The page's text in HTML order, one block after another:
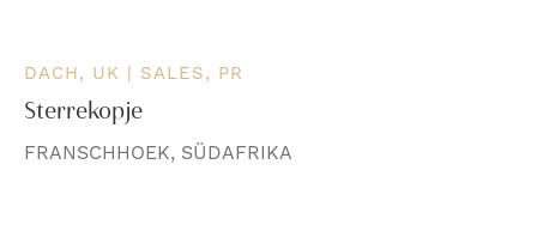
DACH, UK | SALES, PR
Sterrekopje
FRANSCHHOEK, SÜDAFRIKA